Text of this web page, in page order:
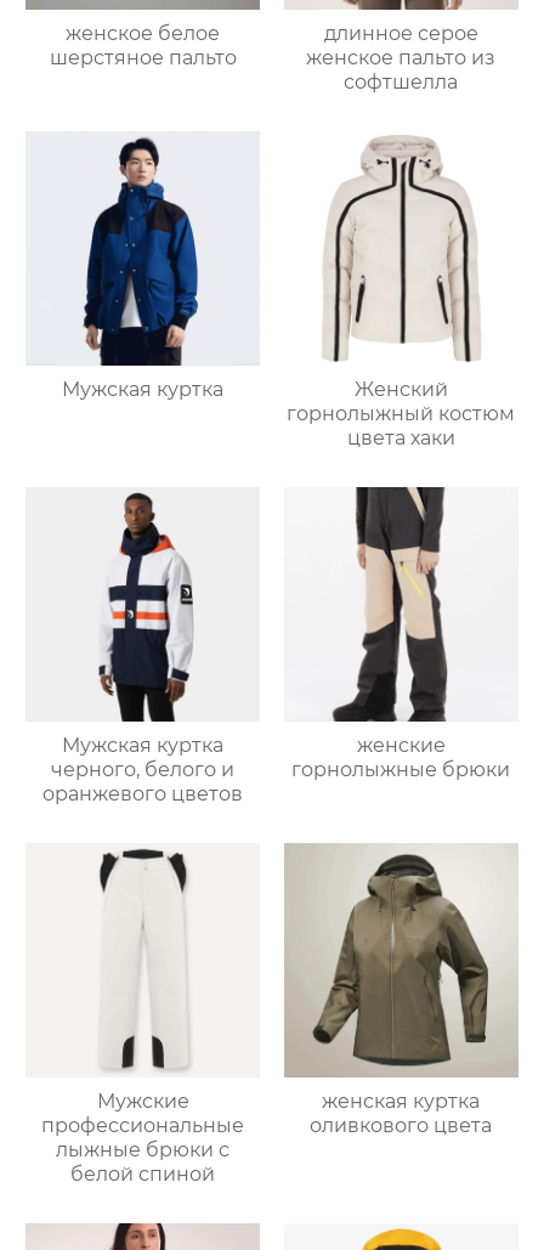
женское белое
шерстяное пальто
длинное серое
женское пальто из
софтшелла
Мужская куртка
Женский
горнолыжный костюм
цвета хаки
Мужская куртка
черного, белого и
оранжевого цветов
женские
горнолыжные брюки
Мужские
профессиональные
лыжные брюки с
белой спиной
женская куртка
оливкового цвета